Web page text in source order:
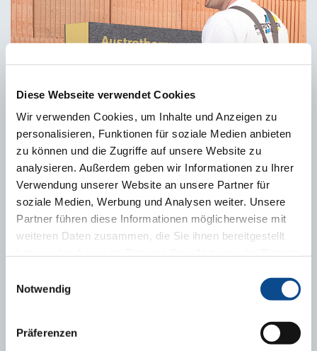
Diese Webseite verwendet Cookies
Wir verwenden Cookies, um Inhalte und Anzeigen zu
personalisieren, Funktionen für soziale Medien anbieten
zu können und die Zugriffe auf unsere Website zu
analysieren. Außerdem geben wir Informationen zu Ihrer
Verwendung unserer Website an unsere Partner für
soziale Medien, Werbung und Analysen weiter. Unsere
Partner führen diese Informationen möglicherweise mit
weiteren Daten zusammen, die Sie ihnen bereitgestellt
Notwendig
Präferenzen
Austrotherm Resolution Fasáda